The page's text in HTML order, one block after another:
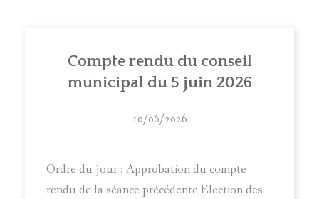
Compte rendu du conseil
municipal du 5 juin 2026
10/06/2026
Ordre du jour : Approbation du compte
rendu de la séance précédente Election des